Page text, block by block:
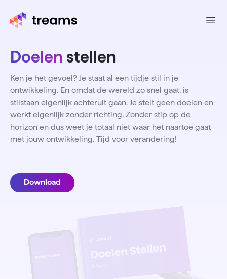
Doelen stellen
Ken je het gevoel? Je staat al een tijdje stil in je
ontwikkeling. En omdat de wereld zo snel gaat, is
stilstaan eigenlijk achteruit gaan. Je stelt geen doelen en
werkt eigenlijk zonder richting. Zonder stip op de
horizon en dus weet je totaal niet waar het naartoe gaat
met jouw ontwikkeling. Tijd voor verandering!
Download